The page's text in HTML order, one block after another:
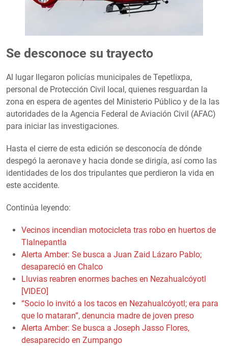
Se desconoce su trayecto
Al lugar llegaron policías municipales de Tepetlixpa,
personal de Protección Civil local, quienes resguardan la
zona en espera de agentes del Ministerio Público y de la las
autoridades de la Agencia Federal de Aviación Civil (AFAC)
para iniciar las investigaciones.
Hasta el cierre de esta edición se desconocía de dónde
despegó la aeronave y hacia donde se dirigía, así como las
identidades de los dos tripulantes que perdieron la vida en
este accidente.
Continúa leyendo:
Vecinos incendian motocicleta tras robo en huertos de
Tlalnepantla
Alerta Amber: Se busca a Juan Zaid Lázaro Pablo;
desapareció en Chalco
Lluvias reabren enormes baches en Nezahualcóyotl
[VIDEO]
“Socio lo invitó a los tacos en Nezahualcóyotl; era para
que lo mataran”, denuncia madre de joven preso
Alerta Amber: Se busca a Joseph Jasso Flores,
desaparecido en Zumpango